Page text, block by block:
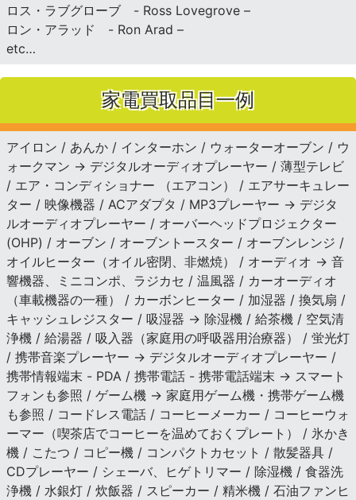
ロス・ラブグローブ - Ross Lovegrove –
ロン・アラッド - Ron Arad –
etc…
家電買取品目一例
アイロン / あんか / インターホン / ウォーターオーブン / ウ
ォークマン → デジタルオーディオプレーヤー / 薄型テレビ
/ エア・コンディショナー （エアコン） / エアサーキュレー
ター / 映像機器 / ACアダプタ / MP3プレーヤー → デジタ
ルオーディオプレーヤー / オーバーヘッドプロジェクター
(OHP) / オーブン / オーブントースター / オーブンレンジ /
オイルヒーター（オイル密閉、非燃焼） / オーディオ → 音
響機器、ミニコンポ、ラジカセ / 温風器 / カーオーディオ
（車載機器の一種） / カーボンヒーター / 加湿器 / 換気扇 /
キャッシュレジスター / 吸湿器 → 除湿機 / 給茶機 / 空気清
浄機 / 給湯器 / 吸入器（家庭用の呼吸器用治療器） / 蛍光灯
/ 携帯音楽プレーヤー → デジタルオーディオプレーヤー /
携帯情報端末 - PDA / 携帯電話 - 携帯電話端末 → スマート
フォンも参照 / ゲーム機 → 家庭用ゲーム機・携帯ゲーム機
も参照 / コードレス電話 / コーヒーメーカー / コーヒーウォ
ーマー（喫茶店でコーヒーを温めておくプレート） / 氷かき
機 / こたつ / コピー機 / コンパクトカセット / 散髪器具 /
CDプレーヤー / シェーバ、ヒゲトリマー / 除湿機 / 食器洗
浄機 / 水銀灯 / 炊飯器 / スピーカー / 精米機 / 石油ファンヒ